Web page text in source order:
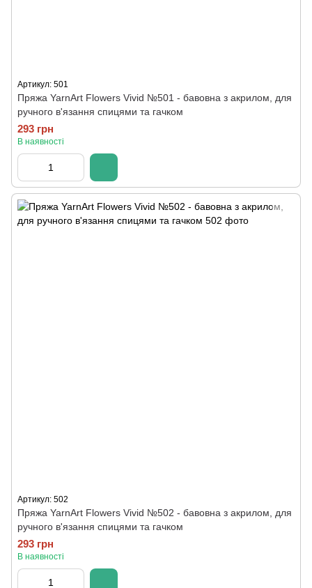
Артикул: 501
Пряжа YarnArt Flowers Vivid №501 - бавовна з акрилом, для
ручного в'язання спицями та гачком
293 грн
В наявності
Артикул: 502
Пряжа YarnArt Flowers Vivid №502 - бавовна з акрилом, для
ручного в'язання спицями та гачком
293 грн
В наявності